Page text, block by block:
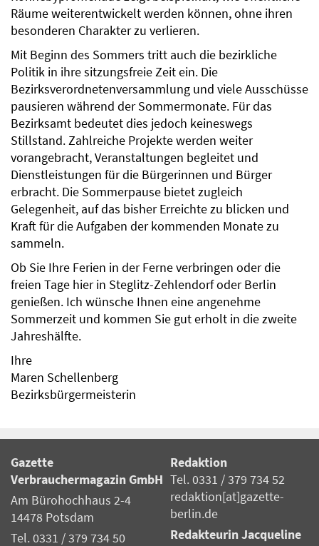
Räume weiterentwickelt werden können, ohne ihren
besonderen Charakter zu verlieren.
Mit Beginn des Sommers tritt auch die bezirkliche
Politik in ihre sitzungsfreie Zeit ein. Die
Bezirksverordnetenversammlung und viele Ausschüsse
pausieren während der Sommermonate. Für das
Bezirksamt bedeutet dies jedoch keineswegs
Stillstand. Zahlreiche Projekte werden weiter
vorangebracht, Veranstaltungen begleitet und
Dienstleistungen für die Bürgerinnen und Bürger
erbracht. Die Sommerpause bietet zugleich
Gelegenheit, auf das bisher Erreichte zu blicken und
Kraft für die Aufgaben der kommenden Monate zu
sammeln.
Ob Sie Ihre Ferien in der Ferne verbringen oder die
freien Tage hier in Steglitz-Zehlendorf oder Berlin
genießen. Ich wünsche Ihnen eine angenehme
Sommerzeit und kommen Sie gut erholt in die zweite
Jahreshälfte.
Ihre
Maren Schellenberg
Bezirksbürgermeisterin
Gazette
Verbrauchermagazin GmbH
Am Bürohochhaus 2-4
14478 Potsdam
Tel. 0331 / 379 734 50
Redaktion
Tel. 0331 / 379 734 52
redaktion[at]gazette-
berlin.de
Redakteurin Jacqueline